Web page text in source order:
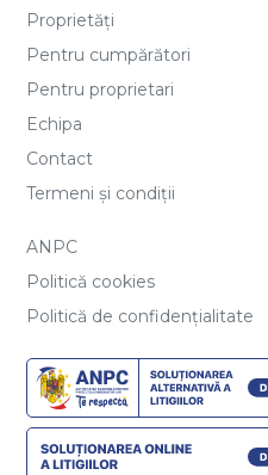
Proprietăți
Pentru cumpărători
Pentru proprietari
Echipa
Contact
Termeni și condiții
ANPC
Politică cookies
Politică de confidențialitate